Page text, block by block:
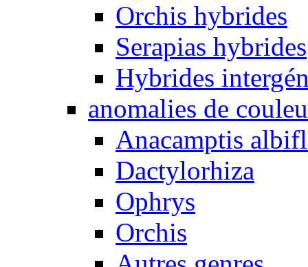
Orchis hybrides
Serapias hybrides
Hybrides
anomalies de
Anacamptis
Dactylorhiza
Ophrys
Orchis